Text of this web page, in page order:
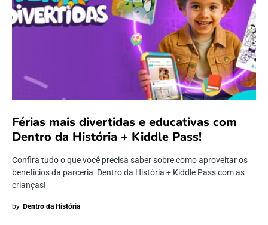
Férias mais divertidas e educativas com
Dentro da História + Kiddle Pass!
Confira tudo o que você precisa saber sobre como aproveitar os
benefícios da parceria Dentro da História + Kiddle Pass com as
crianças!
by Dentro da História